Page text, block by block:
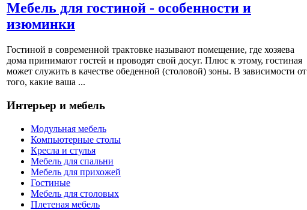
Мебель для гостиной - особенности и
изюминки
Гостиной в современной трактовке называют помещение, где хозяева
дома принимают гостей и проводят свой досуг. Плюс к этому, гостиная
может служить в качестве обеденной (столовой) зоны. В зависимости от
того, какие ваша ...
Интерьер и мебель
Модульная мебель
Компьютерные столы
Кресла и стулья
Мебель для спальни
Мебель для прихожей
Гостиные
Мебель для столовых
Плетеная мебель